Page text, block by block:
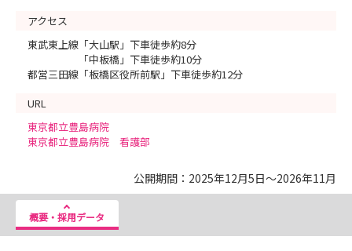
アクセス
東武東上線「大山駅」下車徒歩約8分
「中板橋」下車徒歩約10分
都営三田線「板橋区役所前駅」下車徒歩約12分
URL
東京都立豊島病院
東京都立豊島病院 看護部
公開期間：2025年12月5日～2026年11月
概要・採用データ